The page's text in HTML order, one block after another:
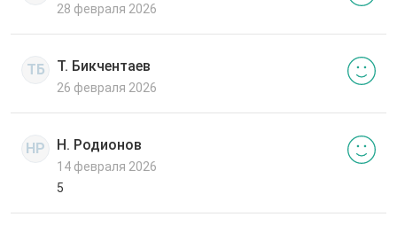
28 февраля 2026
ТБ Т. Бикчентаев
26 февраля 2026
НР Н. Родионов
14 февраля 2026
5